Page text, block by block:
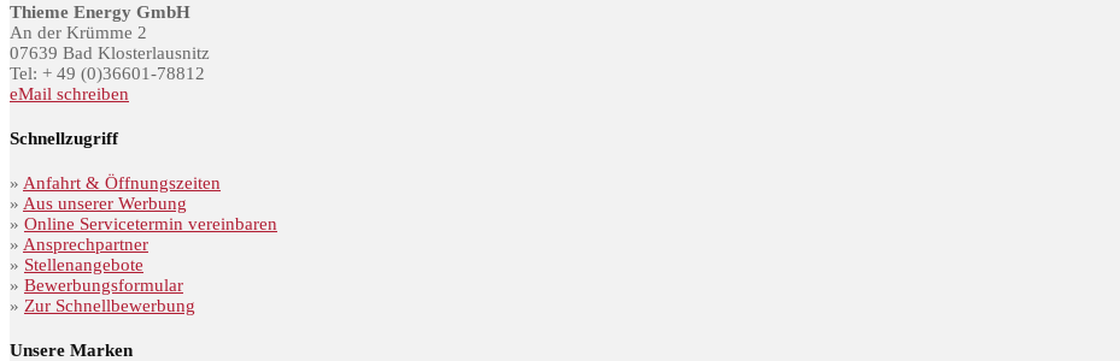
Thieme Energy GmbH
An der Krümme 2
07639 Bad Klosterlausnitz
Tel: + 49 (0)36601-78812
eMail schreiben
Schnellzugriff
» Anfahrt & Öffnungszeiten
» Aus unserer Werbung
» Online Servicetermin vereinbaren
» Ansprechpartner
» Stellenangebote
» Bewerbungsformular
» Zur Schnellbewerbung
Unsere Marken